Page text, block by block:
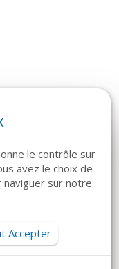
clientsle contrôle sur
avez le choix de
sur notre
Accepter